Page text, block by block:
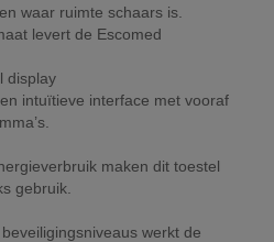
waar ruimte schaars is.
levert de Escomed
display
intuïtieve interface met vooraf
maken dit toestel
gebruik.
werkt de